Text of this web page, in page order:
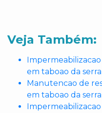
Veja Também:
em taboao da serra
Manutencao de
em taboao da serra